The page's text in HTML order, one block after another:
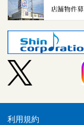
利用規約